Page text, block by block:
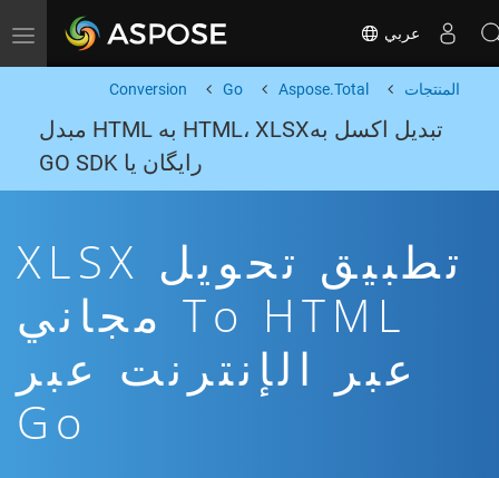
Toggle navigation عربي
المنتجات Aspose.Total
Go
Conversion
تبدیل اکسل بهHTML، XLSX به HTML مبدل
رایگان یا GO SDK
تطبيق تحويل XLSX
To HTML مجاني
عبر الإنترنت عبر
Go